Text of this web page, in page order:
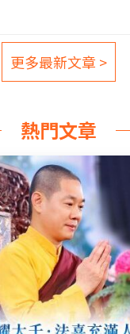
更多最新文章 >
熱門文章